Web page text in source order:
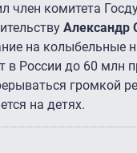
член комитета
Александр
на колыбельные
в России до 60 млн
громкой
на детях.